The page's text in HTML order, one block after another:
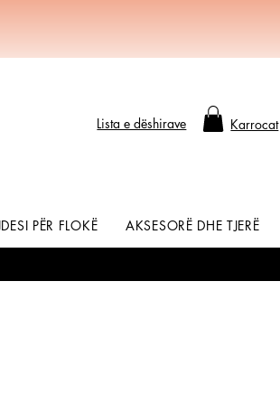
Lista e dëshirave Karrocat
PËR FLOKË AKSESORË DHE TJERË